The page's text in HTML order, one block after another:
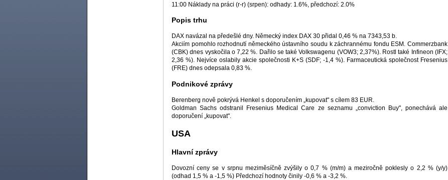
11:00 Náklady na práci (r-r) (srpen): odhady: 1.6%, předchozí: 2.0%
Popis trhu
DAX navázal na předešlé dny. Německý index DAX 30 přidal 0,46 % na 7343,53 b.
Akciím pomohlo rozhodnutí německého ústavního soudu k záchrannému fondu ESM. Commerzbank
(CBK) dnes vyskočila o 7,22 %. Dařilo se také Volkswagenu (VOW3; 2,37%). Rostl také Infineon (IFX;
2,36 %). Nejvíce oslabily akcie společnosti K+S (SDF; -1,4 %). Farmaceutická společnost Fresenius
(FRE) dnes odepsala 0,83 %.
Podnikové zprávy
Berenberg nově pokrývá Henkel s doporučením „kupovat" s cílem 83 EUR.
Goldman Sachs odstranil Fresenius Medical Care ze seznamu „conviction Buy", ponechává ale
doporučení „kupovat".
USA
Hlavní zprávy
Dovozní ceny se v srpnu meziměsíčně zvýšily o 0,7 % (m/m) a meziročně poklesly o 2,2 % (y/y)
(odhad 1,5 % a -1,5 %) Předchozí hodnoty činily -0,6 % a -3,2 %.